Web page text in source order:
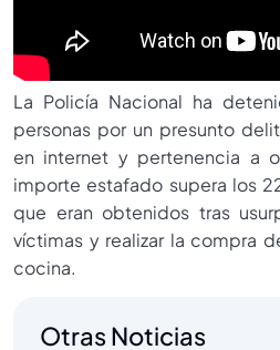
La Policía Nacional ha
personas por un presunto
en internet y pertenencia a
importe estafado supera los
que eran obtenidos tras
víctimas y realizar la compra
cocina.
Otras Noticias